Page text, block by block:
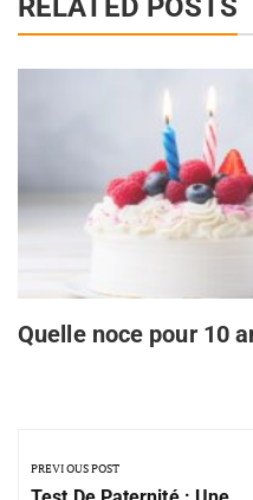
RELATED POSTS
Quelle noce pour 10
PREVIOUS POST